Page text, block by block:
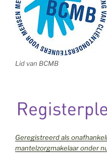
Lid van BCMB
Geregistreerd als
mantelzorgmakelaar onder